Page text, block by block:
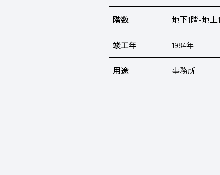
階数 地下1階-地上
竣工年 1984年
用途 事務所